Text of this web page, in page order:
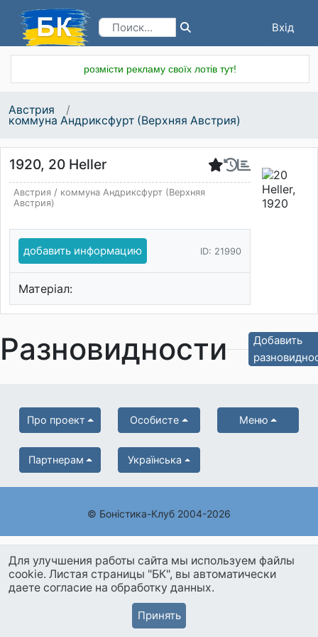
Вхід
розмісти рекламу своїх лотів тут!
Австрия
коммуна Андриксфурт (Верхняя Австрия)
1920, 20 Heller
Австрия/ коммуна Андриксфурт (Верхняя
Австрия)
добавить информацию ID: 21990
Матеріал:
Разновидности
Добавить
Про проект Особисте Меню
Партнерам Українська
© Боністика-Клуб 2004-2026
Для улучшения работы сайта мы используем файлы
cookie. Листая страницы "БК", вы автоматически
даете согласие на обработку данных.
Принять